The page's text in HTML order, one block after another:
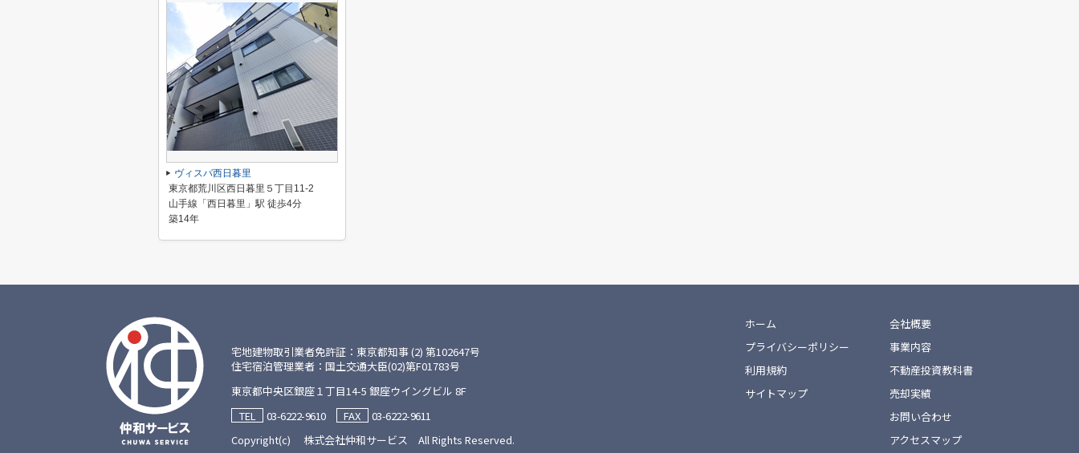
ヴィスパ西日暮里
東京都荒川区西日暮里５丁目11-2
山手線「西日暮里」駅 徒歩4分
築14年
宅地建物取引業者免許証：東京都知事 (2) 第102647号
住宅宿泊管理業者：国土交通大臣(02)第F01783号
東京都中央区銀座１丁目14-5 銀座ウイングビル 8F
TEL
03-6222-9610 FAX
03-6222-9611
Copyright(c) 株式会社仲和サービス All Rights Reserved.
ホーム
プライバシーポリシー
利用規約
サイトマップ
会社概要
事業内容
不動産投資教科書
売却実績
お問い合わせ
アクセスマップ